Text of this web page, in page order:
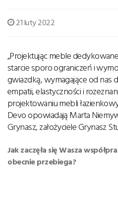
21 luty 2022
„Projektując meble
starcie sporo ograniczeń i
gwiazdką, wymagające od nas
empatii, elastyczności i
projektowaniu mebli
Devo opowiadają Marta
Grynasz, założyciele Grynasz
Jak zaczęła się Wasza
obecnie przebiega?